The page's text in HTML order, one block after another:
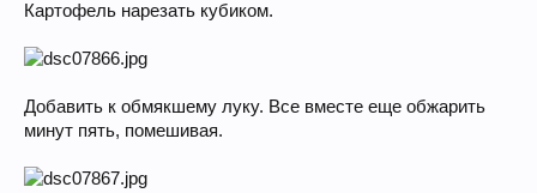
Картофель нарезать кубиком.
Добавить к обмякшему луку. Все вместе еще обжарить
минут пять, помешивая.